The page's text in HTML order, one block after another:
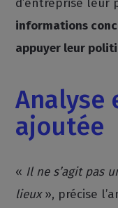
d’entreprise leur
informations
appuyer leur
Analyse
ajoutée
« Il ne s’agit pas
lieux», précise